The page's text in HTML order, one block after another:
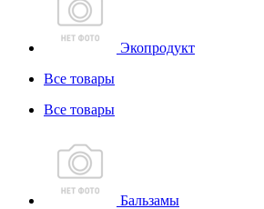
Экопродукт
Все товары
Все товары
Бальзамы